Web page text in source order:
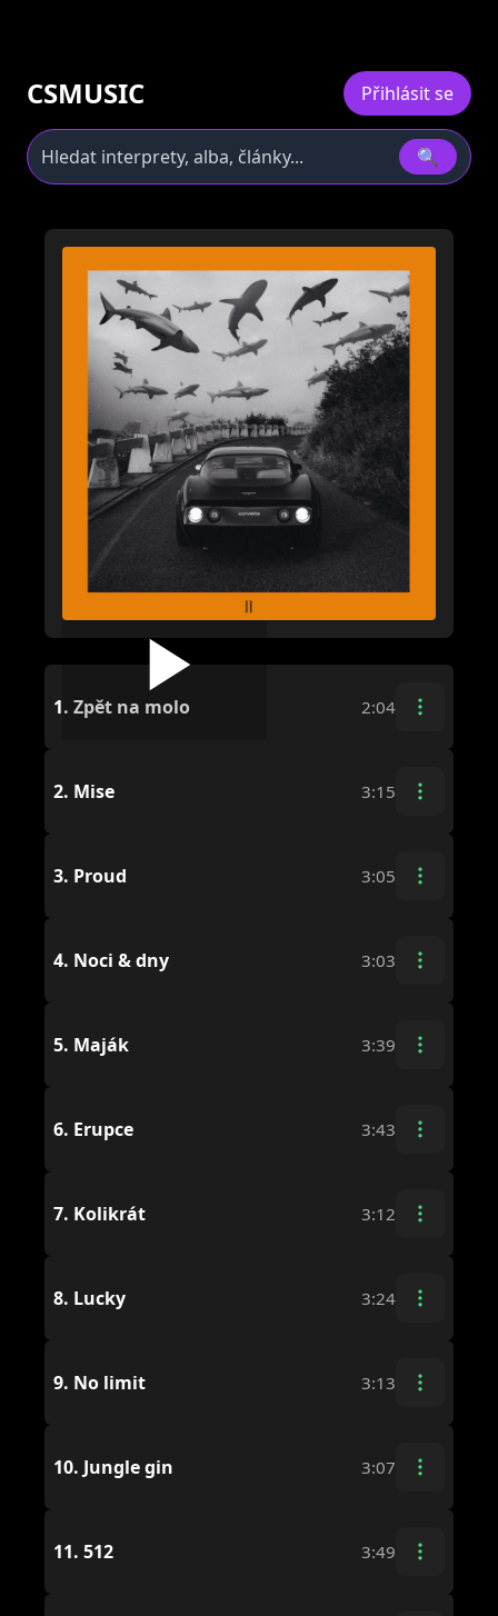
CSMUSIC Přihlásit se
🔍
1. Zpět na molo 2:04
2. Mise 3:15
3. Proud 3:05
4. Noci & dny 3:03
5. Maják 3:39
6. Erupce 3:43
7. Kolikrát 3:12
8. Lucky 3:24
9. No limit 3:13
10. Jungle gin 3:07
11. 512 3:49